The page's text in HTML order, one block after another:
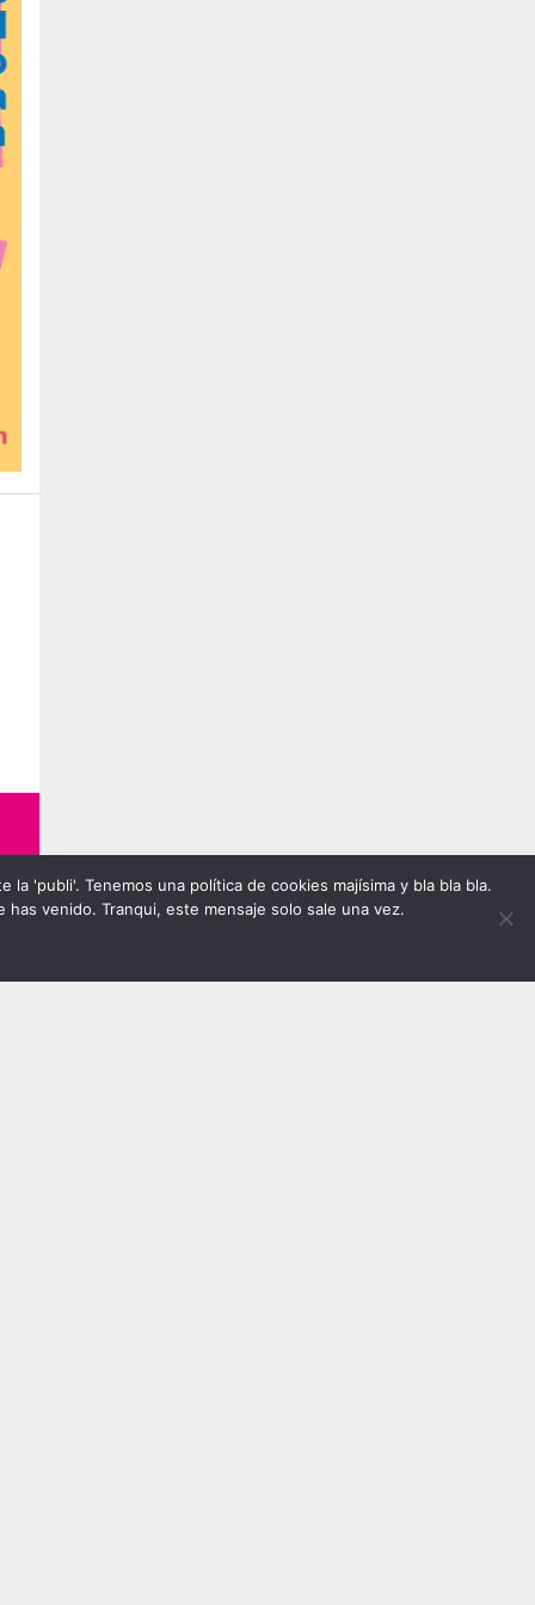
'publi'. Tenemos una política de cookies majísima y bla bla bla.
venido. Tranqui, este mensaje solo sale una vez.